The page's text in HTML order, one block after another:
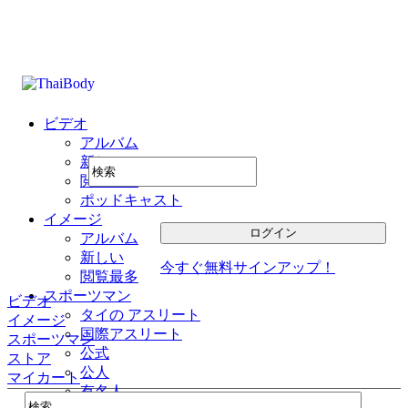
ビデオ
アルバム
新しい
閲覧最多
ポッドキャスト
イメージ
アルバム
新しい
閲覧最多
スポーツマン
タイの アスリート
国際アスリート
公式
公人
有名人
今すぐ無料サインアップ！
ビデオ
イメージ
スポーツマン
ストア
マイカート